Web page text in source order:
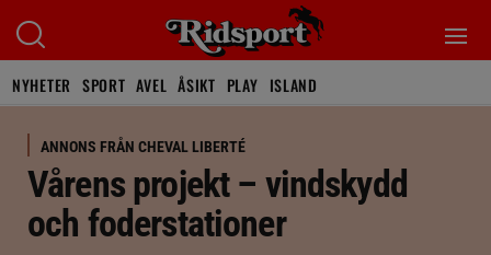
NYHETER SPORT AVEL ÅSIKT PLAY ISLAND
ANNONS FRÅN CHEVAL LIBERTÉ
Vårens projekt – vindskydd
och foderstationer